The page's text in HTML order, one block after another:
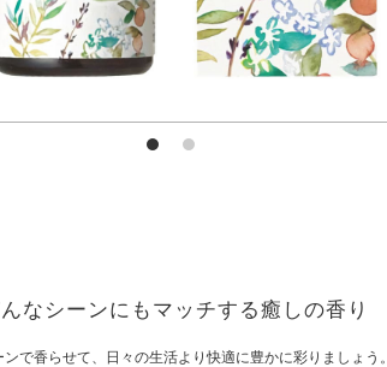
なシーンにもマッチする癒しの香り
で香らせて、日々の生活より快適に豊かに彩りましょう。